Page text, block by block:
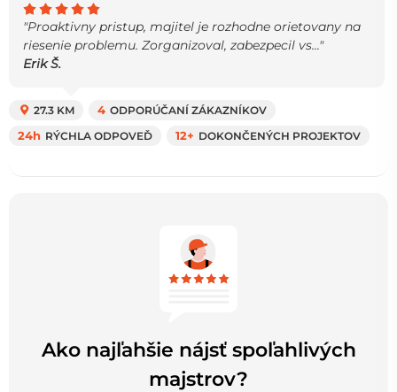
"Proaktivny pristup, majitel je rozhodne orietovany na
riesenie problemu. Zorganizoval, zabezpecil vs..."
Erik Š.
27.3 KM 4 ODPORÚČANÍ ZÁKAZNÍKOV
24h RÝCHLA ODPOVEĎ 12+ DOKONČENÝCH PROJEKTOV
Ako najľahšie nájsť spoľahlivých
majstrov?